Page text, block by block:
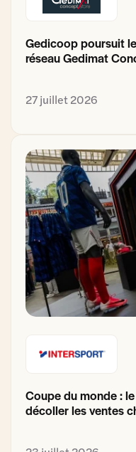
Gedicoop poursuit
réseau Gedimat
27 juillet 2026
Coupe du monde :
décoller les ventes